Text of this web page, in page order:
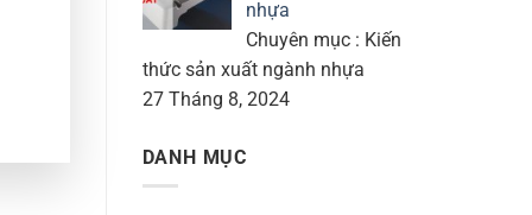
nhựa
Chuyên mục : Kiến
thức sản xuất ngành nhựa
27 Tháng 8, 2024
DANH MỤC